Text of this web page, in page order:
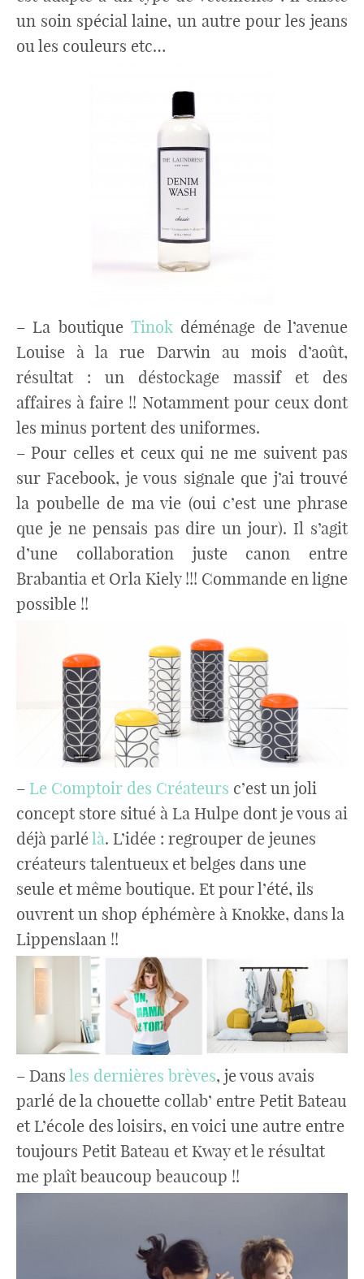
un soin spécial laine, un autre pour les jeans
ou les couleurs etc…
– La boutique Tinok déménage de l’avenue
Louise à la rue Darwin au mois d’août,
résultat : un déstockage massif et des
affaires à faire !! Notamment pour ceux dont
les minus portent des uniformes.
– Pour celles et ceux qui ne me suivent pas
sur Facebook, je vous signale que j’ai trouvé
la poubelle de ma vie (oui c’est une phrase
que je ne pensais pas dire un jour). Il s’agit
d’une collaboration juste canon entre
Brabantia et Orla Kiely !!! Commande en ligne
possible !!
– Le Comptoir des Créateurs c’est un joli
concept store situé à La Hulpe dont je vous ai
déjà parlélà. L’idée : regrouper de jeunes
créateurs talentueux et belges dans une
seule et même boutique. Et pour l’été, ils
ouvrent un shop éphémère à Knokke, dans la
Lippenslaan !!
– Dans les dernières brèves, je vous avais
parlé de la chouette collab’ entre Petit Bateau
et L’école des loisirs, en voici une autre entre
toujours Petit Bateau et Kway et le résultat
me plaît beaucoup beaucoup !!